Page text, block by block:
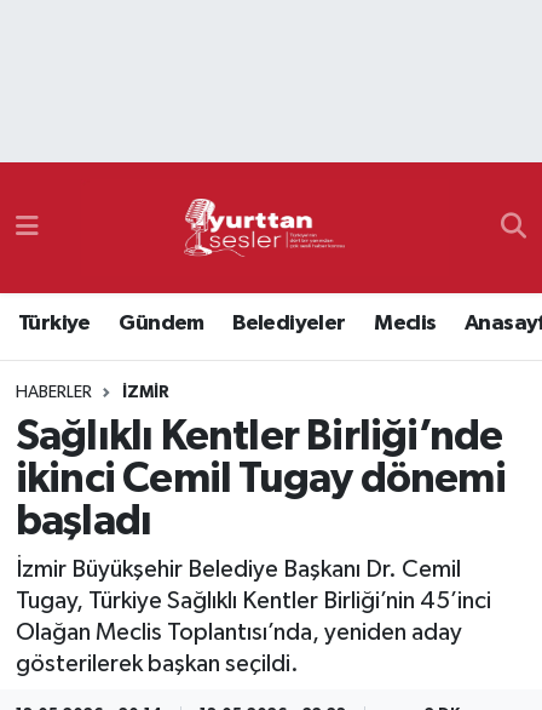
Türkiye Gündem Belediyeler Meclis
HABERLER İZMIR
Sağlıklı Kentler Birliği’nde
ikinci Cemil Tugay dönemi
başladı
İzmir Büyükşehir Belediye Başkanı Dr. Cemil
Tugay, Türkiye Sağlıklı Kentler Birliği’nin 45’inci
Olağan Meclis Toplantısı’nda, yeniden aday
gösterilerek başkan seçildi.
Namaz Vakitleri
Süper Lig Puan Durumu ve Fikstür
Tüm Manşetler
Son Dakika Haberleri
Haber Arşivi